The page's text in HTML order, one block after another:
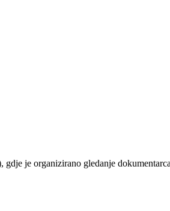
je organizirano gledanje